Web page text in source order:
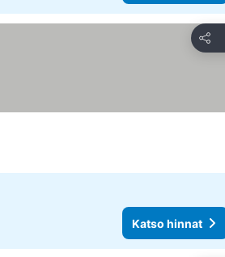
Jaa
Katso hinnat